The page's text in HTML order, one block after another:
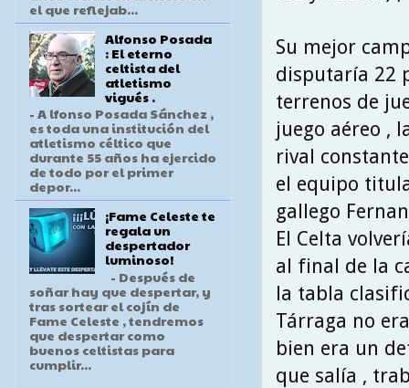
Su mejor
disputaría 22
terrenos de
juego aéreo ,
rival
el equipo
gallego
El Celta
al final de la
la tabla
Tárraga no
bien era un
que salía ,
el que reflejab...
Alfonso Posada
: El eterno
celtista del
atletismo
vigués .
- A lfonso Posada Sánchez ,
es toda una institución del
atletismo céltico que
durante 55 años ha ejercido
de todo por el primer
depor...
¡Fame Celeste te
regala un
despertador
luminoso!
- Después de
soñar hay que despertar, y
tras sortear el cojín de
Fame Celeste , tendremos
que despertar como
buenos celtistas para
cumplir...